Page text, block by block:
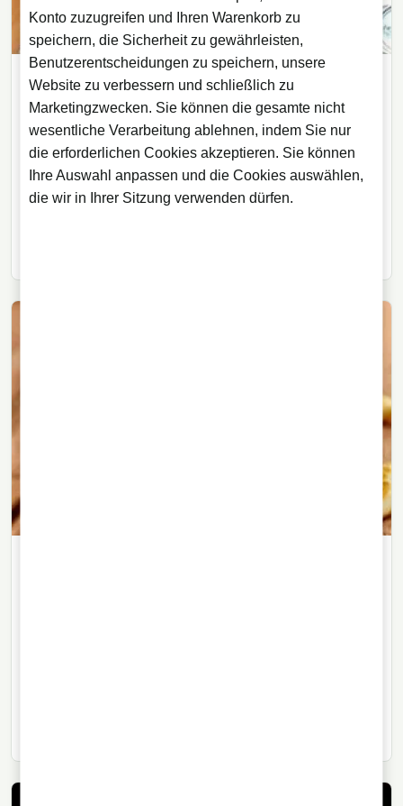
LIKÖRE
02/09/2021
Raki: König der türkischen Getränke
und sein Ritual
Raki, türkisches Nationalgetränk namens Löwenmilch,
Konto zuzugreifen und Ihren Warenkorb zu
speichern, die Sicherheit zu gewährleisten,
Benutzerentscheidungen zu speichern, unsere
Website zu verbessern und schließlich zu
Marketingzwecken. Sie können die gesamte nicht
wesentliche Verarbeitung ablehnen, indem Sie nur
die erforderlichen Cookies akzeptieren. Sie können
Ihre Auswahl anpassen und die Cookies auswählen,
die wir in Ihrer Sitzung verwenden dürfen.